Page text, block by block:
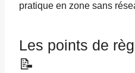
pratique en zone sans
Les points de
📝